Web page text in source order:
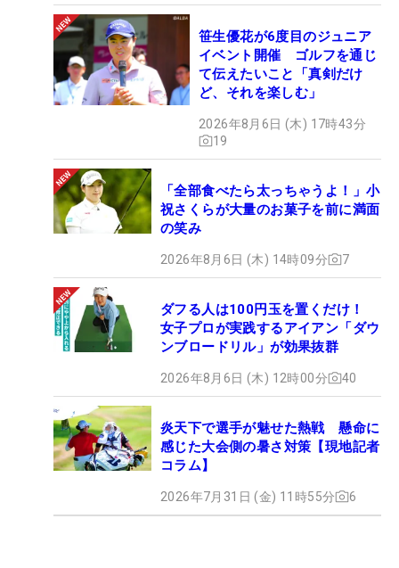
笹生優花が6度目のジュニア
イベント開催 ゴルフを通じ
て伝えたいこと「真剣だけ
ど、それを楽しむ」
2026年8月6日 (木) 17時43分
19
「全部食べたら太っちゃうよ！」小
祝さくらが大量のお菓子を前に満面
の笑み
2026年8月6日 (木) 14時09分 7
ダフる人は100円玉を置くだけ！
女子プロが実践するアイアン「ダウ
ンブロードリル」が効果抜群
2026年8月6日 (木) 12時00分 40
炎天下で選手が魅せた熱戦 懸命に
感じた大会側の暑さ対策【現地記者
コラム】
2026年7月31日 (金) 11時55分 6